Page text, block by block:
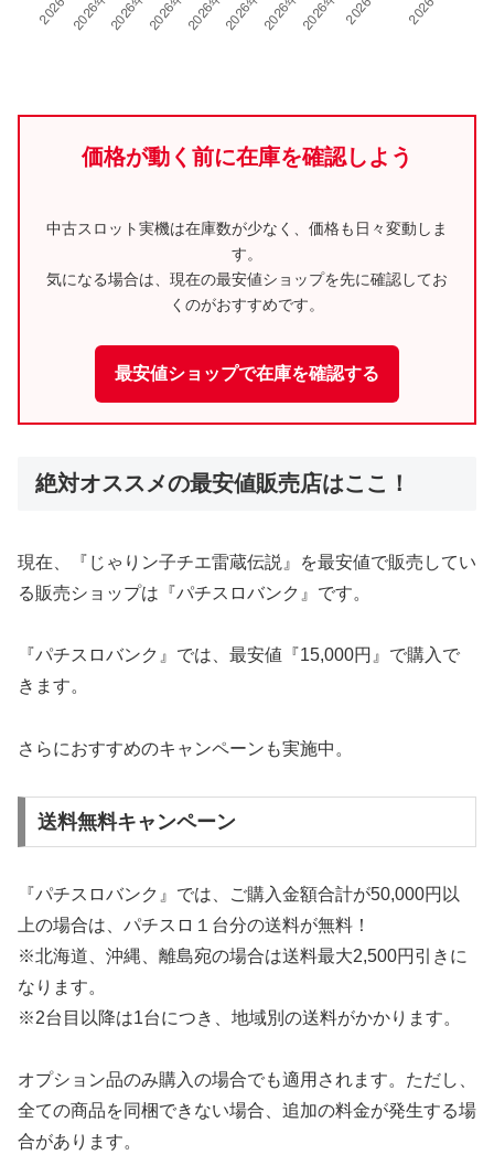
価格が動く前に在庫を確認しよう
中古スロット実機は在庫数が少なく、価格も日々変動しま
す。
気になる場合は、現在の最安値ショップを先に確認してお
くのがおすすめです。
最安値ショップで在庫を確認する
絶対オススメの最安値販売店はここ！
現在、『じゃりン子チエ雷蔵伝説』を最安値で販売してい
る販売ショップは『パチスロバンク』です。
『パチスロバンク』では、最安値『15,000円』で購入で
きます。
さらにおすすめのキャンペーンも実施中。
送料無料キャンペーン
『パチスロバンク』では、ご購入金額合計が50,000円以
上の場合は、パチスロ１台分の送料が無料！
※北海道、沖縄、離島宛の場合は送料最大2,500円引きに
なります。
※2台目以降は1台につき、地域別の送料がかかります。
オプション品のみ購入の場合でも適用されます。ただし、
全ての商品を同梱できない場合、追加の料金が発生する場
合があります。